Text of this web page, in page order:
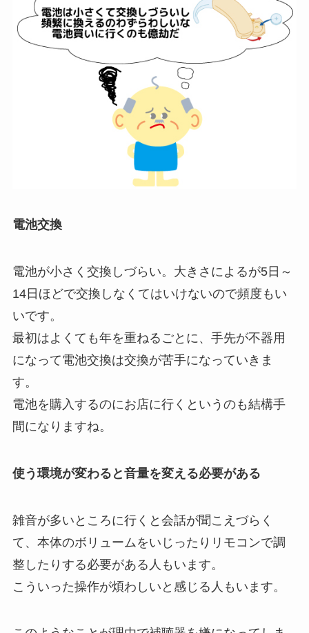
電池交換
電池が小さく交換しづらい。大きさによるが5日～
14日ほどで交換しなくてはいけないので頻度もい
いです。
最初はよくても年を重ねるごとに、手先が不器用
になって電池交換は交換が苦手になっていきま
す。
電池を購入するのにお店に行くというのも結構手
間になりますね。
使う環境が変わると音量を変える必要がある
雑音が多いところに行くと会話が聞こえづらく
て、本体のボリュームをいじったりリモコンで調
整したりする必要がある人もいます。
こういった操作が煩わしいと感じる人もいます。